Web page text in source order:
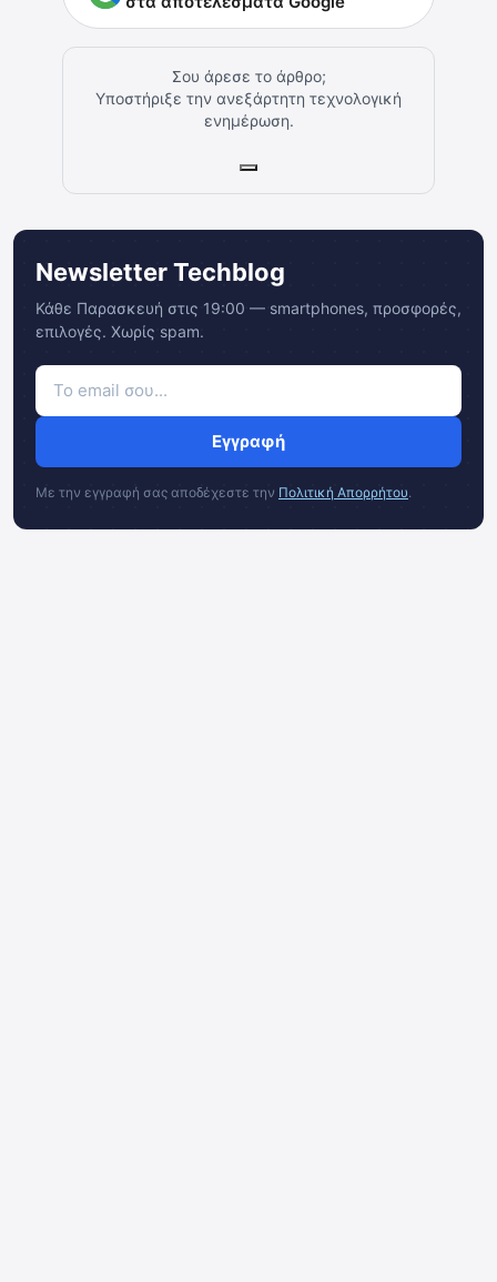
Σου άρεσε το άρθρο;
Υποστήριξε την ανεξάρτητη τεχνολογική
ενημέρωση.
Newsletter Techblog
Κάθε Παρασκευή στις 19:00 — smartphones, προσφορές,
επιλογές. Χωρίς spam.
Εγγραφή
Με την εγγραφή σας αποδέχεστε την Πολιτική Απορρήτου.